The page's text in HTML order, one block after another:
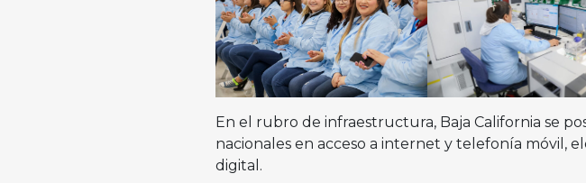
En el rubro de infraestructura, Baja California se
nacionales en acceso a internet y telefonía móvil,
digital.